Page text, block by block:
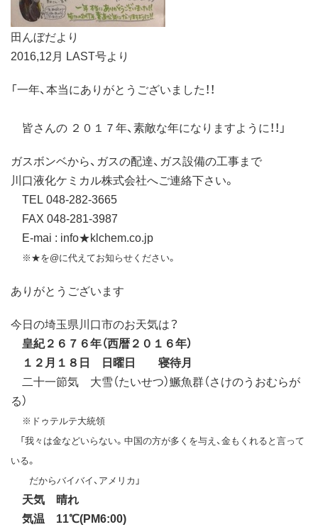
田んぼだより
2016,12月 LAST号より
「一年、本当にありがとうございました！！
皆さんの ２０１７年、素敵な年になりますように！！」
ガスボンベから、ガスの配達、ガス設備の工事まで
川口液化ケミカル株式会社へご連絡下さい。
TEL 048-282-3665
FAX 048-281-3987
E-mai : info★klchem.co.jp
※★を@に代えてお知らせください。
ありがとうございます
今日の埼玉県川口市のお天気は？
皇紀２６７６年（西暦２０１６年）
１２月１８日 日曜日 寝待月
二十一節気 大雪（たいせつ）鱖魚群（さけのうおむらが
る）
※ドゥテルテ大統領
「我々は金などいらない。中国の方が多くを与え、金もくれると言って
いる。
だからバイバイ、アメリカ」
天気 晴れ
気温 11℃(PM6:00)